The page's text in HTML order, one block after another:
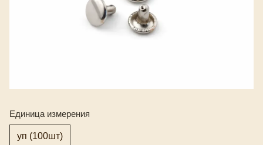
Единица измерения
уп (100шт)